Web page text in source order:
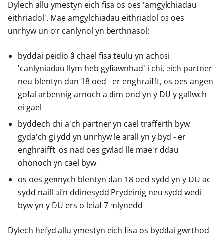
Dylech allu ymestyn eich fisa os oes 'amgylchiadau
eithriadol'. Mae amgylchiadau eithriadol os oes
unrhyw un o’r canlynol yn berthnasol:
byddai peidio â chael fisa teulu yn achosi
'canlyniadau llym heb gyfiawnhad' i chi, eich partner
neu blentyn dan 18 oed - er enghraifft, os oes angen
gofal arbennig arnoch a dim ond yn y DU y gallwch
ei gael
byddech chi a'ch partner yn cael trafferth byw
gyda'ch gilydd yn unrhyw le arall yn y byd - er
enghraifft, os nad oes gwlad lle mae'r ddau
ohonoch yn cael byw
os oes gennych blentyn dan 18 oed sydd yn y DU ac
sydd naill ai’n ddinesydd Prydeinig neu sydd wedi
byw yn y DU ers o leiaf 7 mlynedd
Dylech hefyd allu ymestyn eich fisa os byddai gwrthod